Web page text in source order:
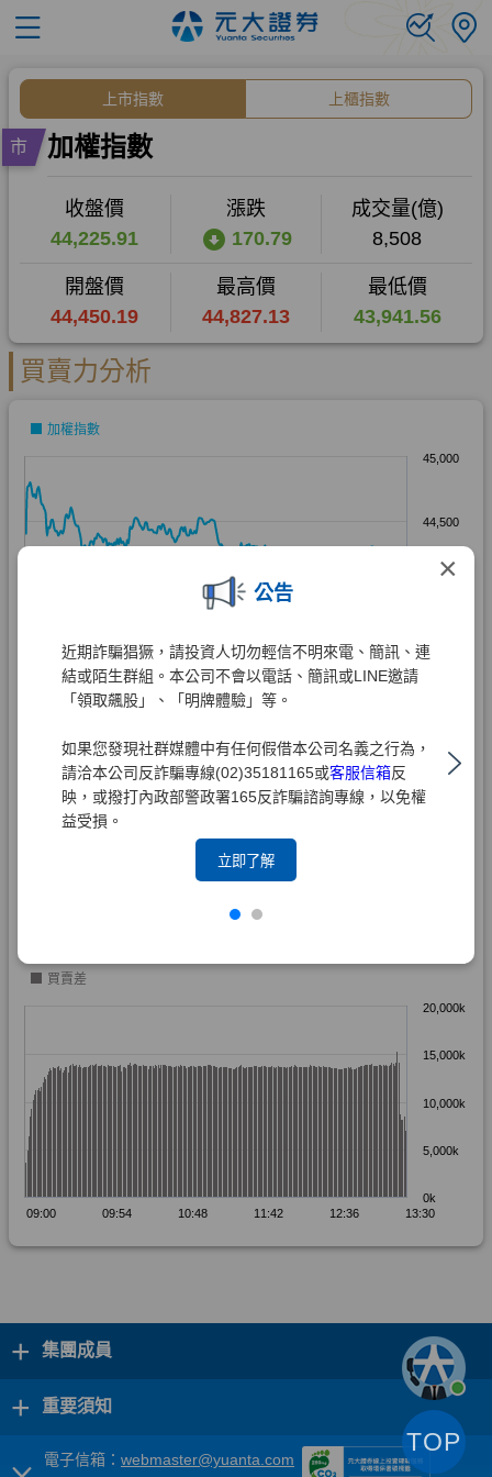
×
公告
近期詐騙猖獗，請投資人切勿輕信不明來電、簡訊、連
結或陌生群組。本公司不會以電話、簡訊或LINE邀請
「領取飆股」、「明牌體驗」等。
如果您發現社群媒體中有任何假借本公司名義之行為，
請洽本公司反詐騙專線(02)35181165或客服信箱反
映，或撥打內政部警政署165反詐騙諮詢專線，以免權
益受損。
立即了解
+ 集團成員
+ 重要須知
電子信箱： webmaster@yuanta.com
TOP